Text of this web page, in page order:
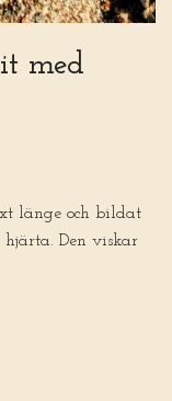
med
länge och bildat
Den viskar